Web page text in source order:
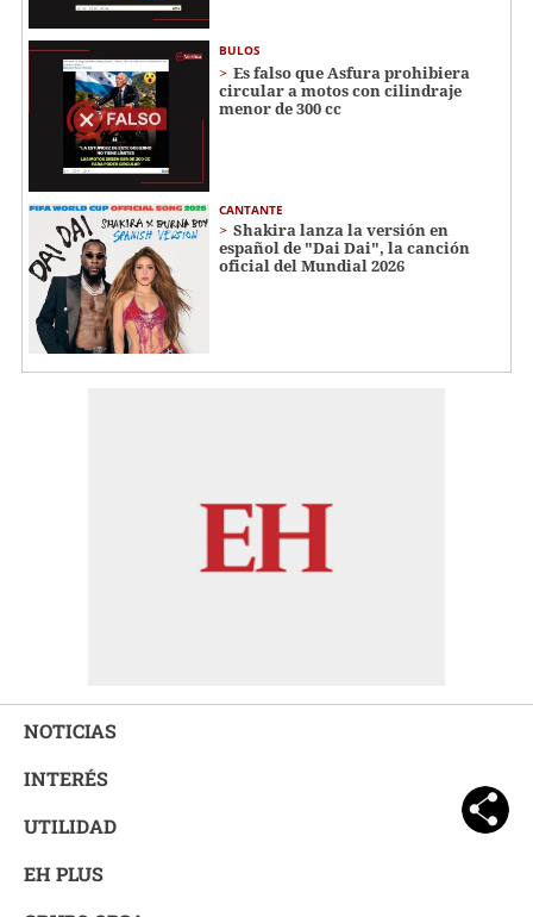
BULOS
Es falso que Asfura prohibiera
circular a motos con cilindraje
menor de 300 cc
CANTANTE
Shakira lanza la versión en
español de "Dai Dai", la canción
oficial del Mundial 2026
NOTICIAS
INTERÉS
UTILIDAD
EH PLUS